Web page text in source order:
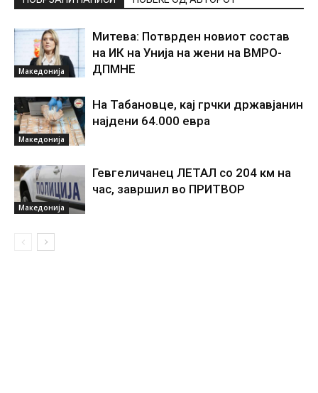
Македонија
Митева: Потврден новиот состав
на ИК на Унија на жени на ВМРО-
ДПМНЕ
Македонија
На Табановце, кај грчки државјанин
најдени 64.000 евра
Македонија
Гевгеличанец ЛЕТАЛ со 204 км на
час, завршил во ПРИТВОР